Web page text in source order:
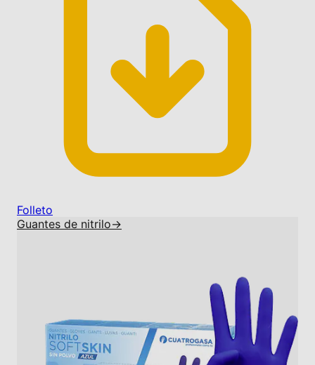
Folleto
Guantes de nitrilo→